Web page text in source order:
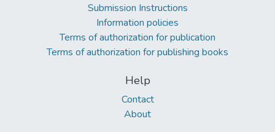
Submission Instructions
Information policies
Terms of authorization for publication
Terms of authorization for publishing books
Help
Contact
About